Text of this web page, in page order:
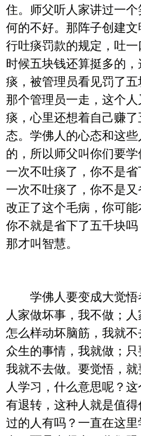
住。师父听人家讲过一
何的不好。那阵子创建
行吐痰罚款的规定，吐
时候五块钱还算挺多的
痰，被管理员看见罚了
那个管理员一走，这个
痰，心里还想着自己赚
态。学佛人的心态和这
的，所以师父叫你们要
一次不吐痰了，你不是
一次不吐痰了，你不是
改正了这个毛病，你可
你不就是省下了五千块吗
那才叫智慧。
学佛人要变成大觉悟
人家做坏事，我不做；
怎么样动坏脑筋，我就
众生的事情，我就做；只
我就不去做。要觉悟，
人学习，什么意思呢？
有退转，这种人就是值
过的人有吗？一直在这